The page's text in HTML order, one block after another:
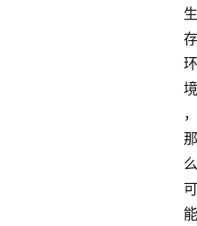
生
存
环
境
，
那
么
可
能